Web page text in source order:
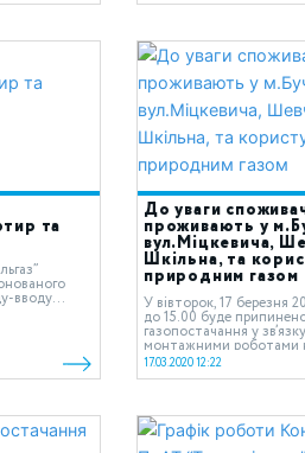
та
вводу...
До уваги
проживають у
вул.Міцкевича,
Шкільна, та
природним газом
У вівторок, 17 березня
до 15.00 буде
газопостачання у
монтажними роботами
підземному...
17.03.2020 12:22